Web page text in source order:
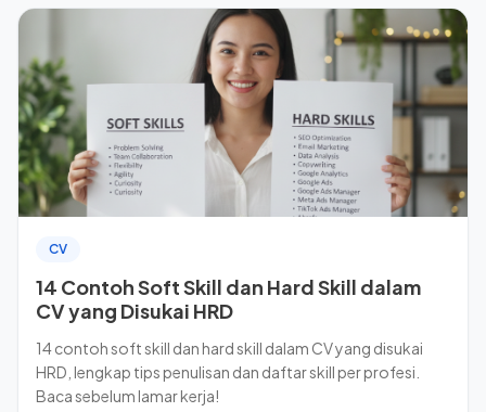
CV
14 Contoh Soft Skill dan Hard Skill dalam
CV yang Disukai HRD
14 contoh soft skill dan hard skill dalam CV yang disukai
HRD, lengkap tips penulisan dan daftar skill per profesi.
Baca sebelum lamar kerja!